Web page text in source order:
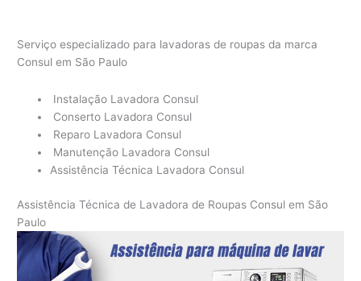
Serviço especializado para lavadoras de roupas da marca
Consul em São Paulo
Instalação Lavadora Consul
Conserto Lavadora Consul
Reparo Lavadora Consul
Manutenção Lavadora Consul
Assistência Técnica Lavadora Consul
Assistência Técnica de Lavadora de Roupas Consul em São
Paulo